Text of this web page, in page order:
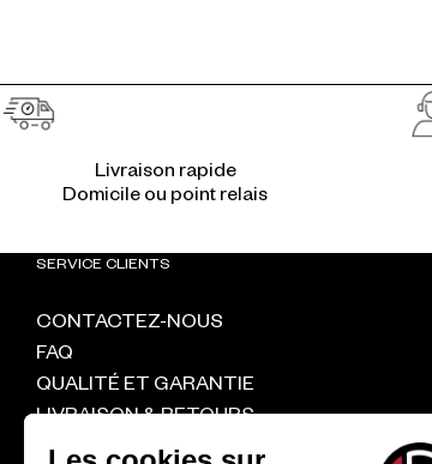
Livraison rapide
SERVICE CLIENTS
CONTACTEZ-NOUS
FAQ
QUALITÉ ET GARANTIE
LIVRAISON & RETOURS
CGV